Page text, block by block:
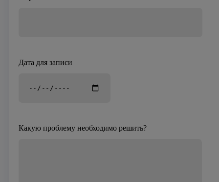
Дата для записи
Какую проблему необходимо решить?